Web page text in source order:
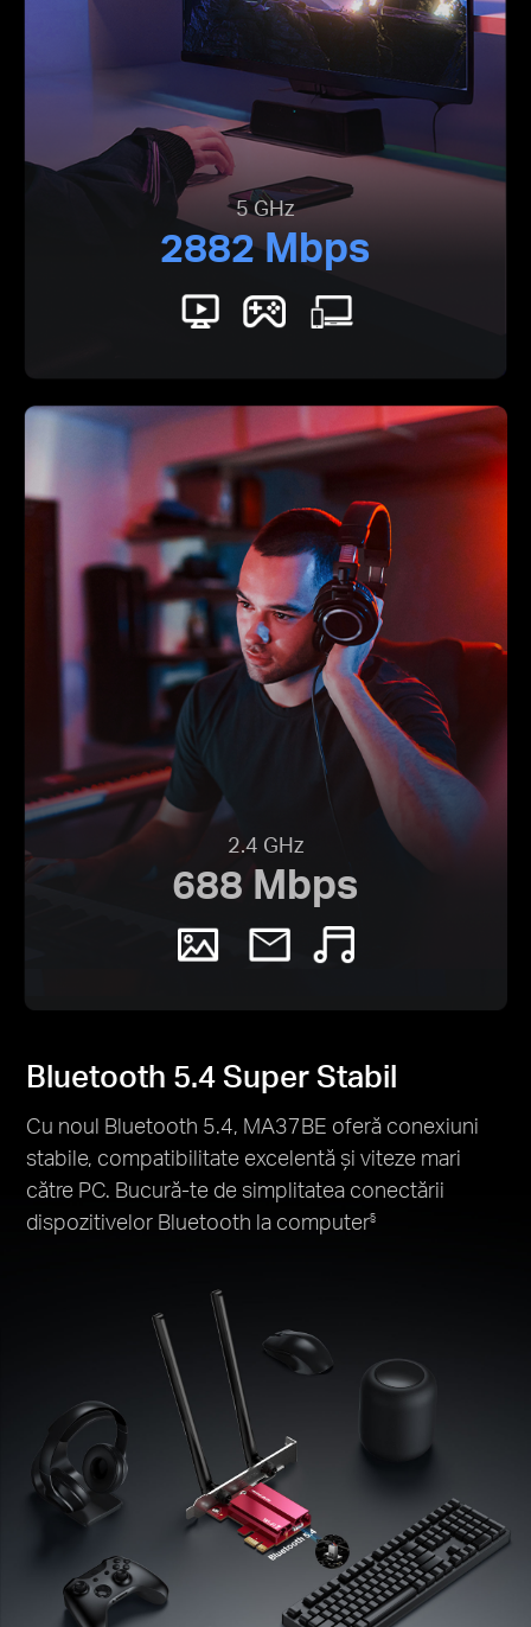
5 GHz
2882 Mbps
2.4 GHz
688 Mbps
Bluetooth 5.4 Super Stabil
Cu noul Bluetooth 5.4, MA37BE oferă conexiuni
stabile, compatibilitate excelentă și viteze mari
către PC. Bucură-te de simplitatea conectării
dispozitivelor Bluetooth la computer§